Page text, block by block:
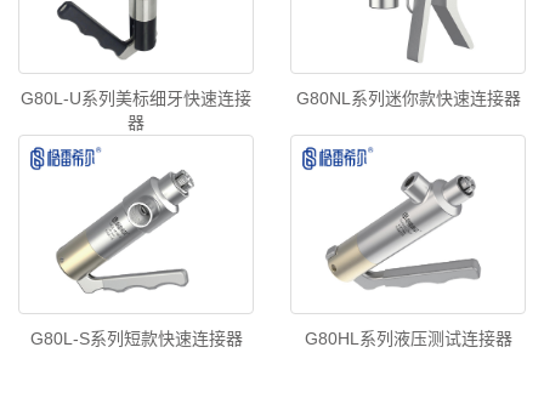
G80L-U系列美标细牙快速连接
器
G80NL系列迷你款快速连接器
G80L-S系列短款快速连接器 G80HL系列液压测试连接器